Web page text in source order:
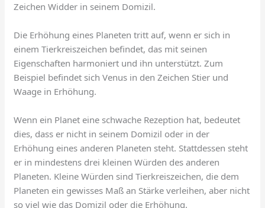
Zeichen Widder in seinem Domizil.
Die Erhöhung eines Planeten tritt auf, wenn er sich in
einem Tierkreiszeichen befindet, das mit seinen
Eigenschaften harmoniert und ihn unterstützt. Zum
Beispiel befindet sich Venus in den Zeichen Stier und
Waage in Erhöhung.
Wenn ein Planet eine schwache Rezeption hat, bedeutet
dies, dass er nicht in seinem Domizil oder in der
Erhöhung eines anderen Planeten steht. Stattdessen steht
er in mindestens drei kleinen Würden des anderen
Planeten. Kleine Würden sind Tierkreiszeichen, die dem
Planeten ein gewisses Maß an Stärke verleihen, aber nicht
so viel wie das Domizil oder die Erhöhung.